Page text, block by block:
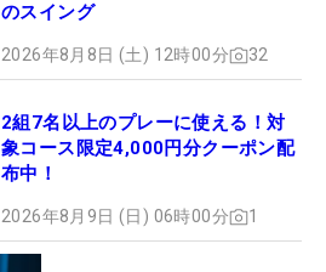
のスイング
2026年8月8日 (土) 12時00分 32
2組7名以上のプレーに使える！対
象コース限定4,000円分クーポン配
布中！
2026年8月9日 (日) 06時00分 1